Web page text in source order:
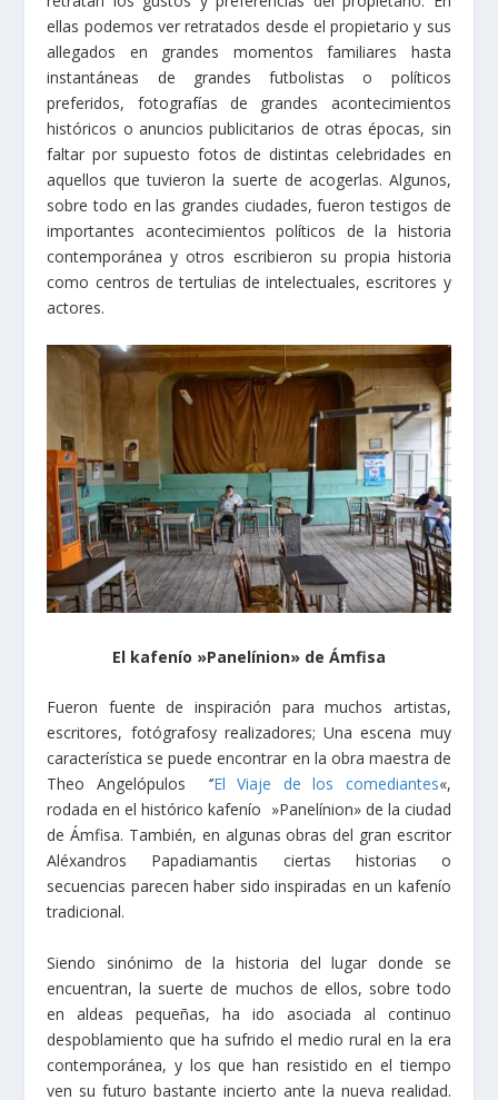
ellas podemos ver retratados desde el propietario y sus
allegados en grandes momentos familiares hasta
instantáneas de grandes futbolistas o políticos
preferidos, fotografías de grandes acontecimientos
históricos o anuncios publicitarios de otras épocas, sin
faltar por supuesto fotos de distintas celebridades en
aquellos que tuvieron la suerte de acogerlas. Algunos,
sobre todo en las grandes ciudades, fueron testigos de
importantes acontecimientos políticos de la historia
contemporánea y otros escribieron su propia historia
como centros de tertulias de intelectuales, escritores y
actores.
El kafenío »Panelínion» de Ámfisa
Fueron fuente de inspiración para muchos artistas,
escritores, fotógrafosy realizadores; Una escena muy
característica se puede encontrar en la obra maestra de
Theo Angelópulos ‘’El Viaje de los comediantes«,
rodada en el histórico kafenío »Panelínion» de la ciudad
de Ámfisa. También, en algunas obras del gran escritor
Aléxandros Papadiamantis ciertas historias o
secuencias parecen haber sido inspiradas en un kafenío
tradicional.
Siendo sinónimo de la historia del lugar donde se
encuentran, la suerte de muchos de ellos, sobre todo
en aldeas pequeñas, ha ido asociada al continuo
despoblamiento que ha sufrido el medio rural en la era
contemporánea, y los que han resistido en el tiempo
ven su futuro bastante incierto ante la nueva realidad.